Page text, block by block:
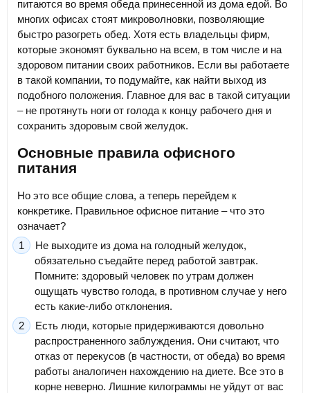
питаются во время обеда принесенной из дома едой. Во
многих офисах стоят микроволновки, позволяющие
быстро разогреть обед. Хотя есть владельцы фирм,
которые экономят буквально на всем, в том числе и на
здоровом питании своих работников. Если вы работаете
в такой компании, то подумайте, как найти выход из
подобного положения. Главное для вас в такой ситуации
– не протянуть ноги от голода к концу рабочего дня и
сохранить здоровым свой желудок.
Основные правила офисного
питания
Но это все общие слова, а теперь перейдем к
конкретике. Правильное офисное питание – что это
означает?
Не выходите из дома на голодный желудок,
обязательно съедайте перед работой завтрак.
Помните: здоровый человек по утрам должен
ощущать чувство голода, в противном случае у него
есть какие-либо отклонения.
Есть люди, которые придерживаются довольно
распространенного заблуждения. Они считают, что
отказ от перекусов (в частности, от обеда) во время
работы аналогичен нахождению на диете. Все это в
корне неверно. Лишние килограммы не уйдут от вас